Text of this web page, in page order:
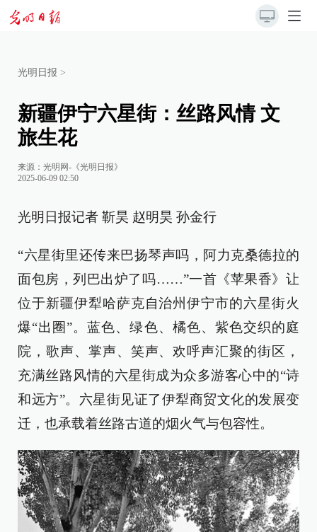
光明日报 >
新疆伊宁六星街：丝路风情 文
旅生花
来源： 光明网-《光明日报》
2025-06-09 02:50
光明日报记者 靳昊 赵明昊 孙金行
“六星街里还传来巴扬琴声吗，阿力克桑德拉的
面包房，列巴出炉了吗……”一首《苹果香》让
位于新疆伊犁哈萨克自治州伊宁市的六星街火
爆“出圈”。蓝色、绿色、橘色、紫色交织的庭
院，歌声、掌声、笑声、欢呼声汇聚的街区，
充满丝路风情的六星街成为众多游客心中的“诗
和远方”。六星街见证了伊犁商贸文化的发展变
迁，也承载着丝路古道的烟火气与包容性。